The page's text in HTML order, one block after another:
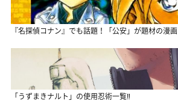
『名探偵コナン』でも話題！「公安」が題材の漫画
「うずまきナルト」の使用忍術一覧‼